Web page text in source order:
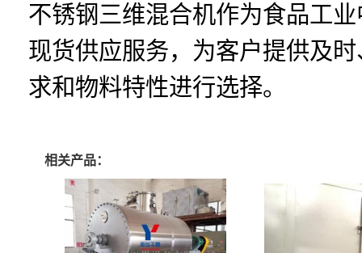
不锈钢三维混合机作为食品工
现货供应服务，为客户提供及
求和物料特性进行选择。
相关产品：